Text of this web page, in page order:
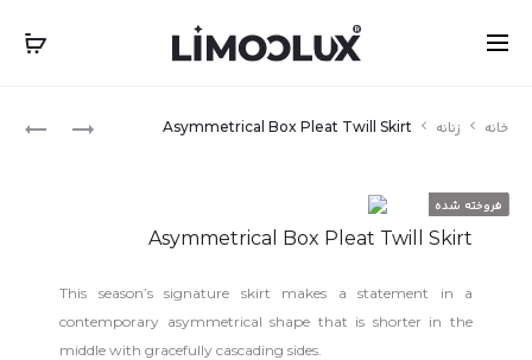
بستن
ناوبری
خانه زنانه Asymmetrical Box Pleat Twill Skirt
فروخته شده
Asymmetrical Box Pleat Twill Skirt
This season’s signature skirt makes a statement in a
contemporary asymmetrical shape that is shorter in the
middle with gracefully cascading sides.